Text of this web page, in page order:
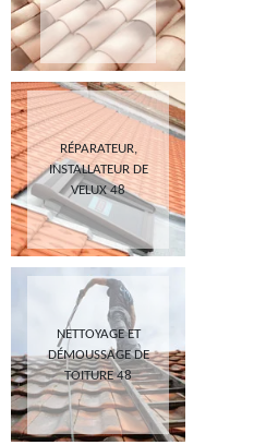
RÉPARATEUR,
INSTALLATEUR DE
VELUX 48
NETTOYAGE ET
DÉMOUSSAGE DE
TOITURE 48